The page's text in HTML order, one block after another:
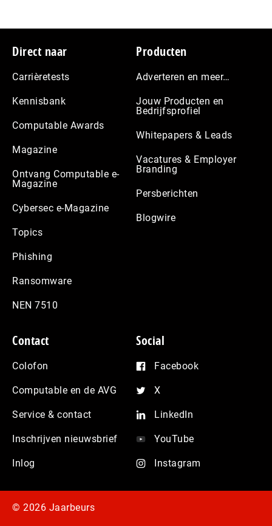
Footer
Direct naar
Carrièretests
Kennisbank
Computable Awards
Magazine
Ontvang Computable e-
Magazine
Cybersec e-Magazine
Topics
Phishing
Ransomware
NEN 7510
Producten
Adverteren en meer…
Jouw Producten en
Bedrijfsprofiel
Whitepapers & Leads
Vacatures & Employer
Branding
Persberichten
Blogwire
Contact
Colofon
Computable en de AVG
Service & contact
Inschrijven nieuwsbrief
Inlog
Social
Facebook
X
LinkedIn
YouTube
Instagram
© 2026 Jaarbeurs